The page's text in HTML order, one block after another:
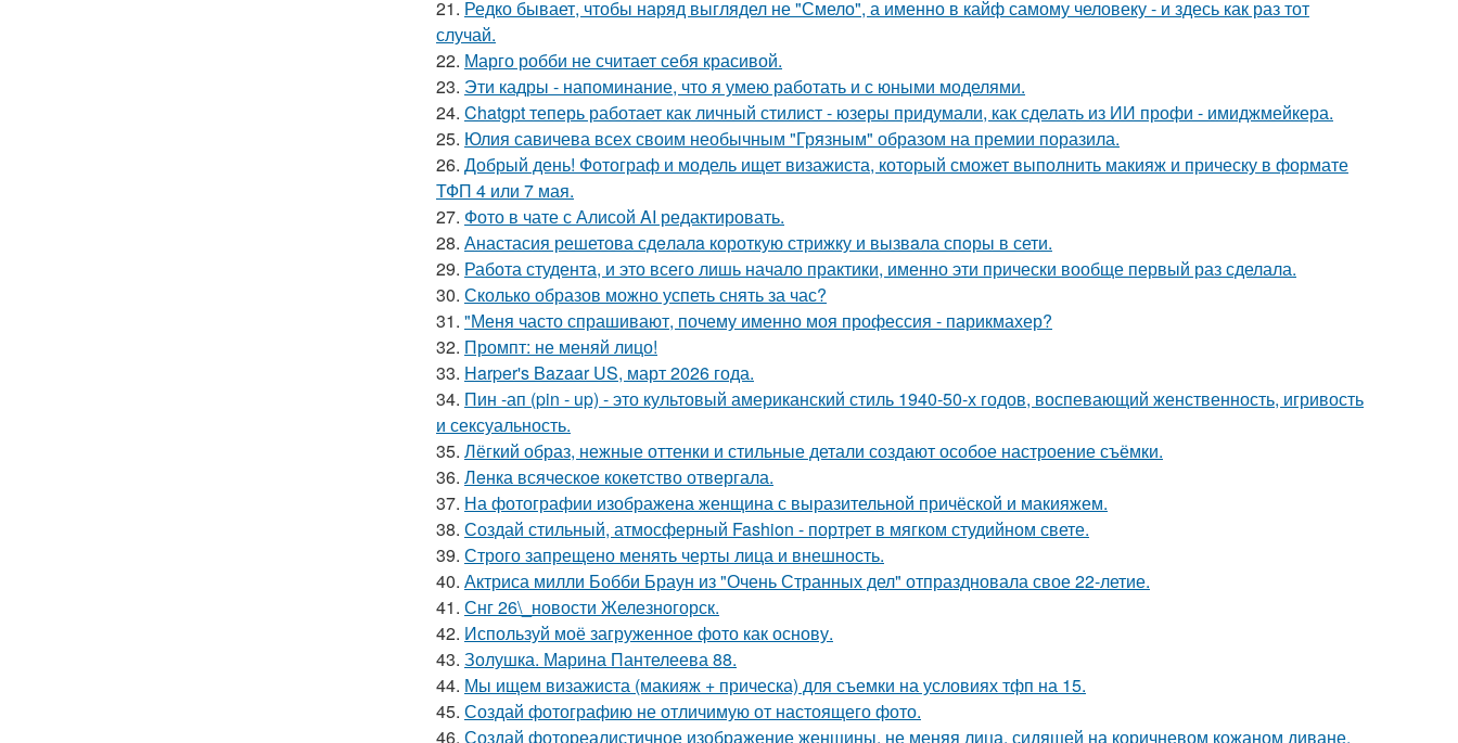
21. Редко бывает, чтобы наряд выглядел не "Смело", а именно в кайф самому человеку - и здесь как раз тот
случай.
22. Марго робби не считает себя красивой.
23. Эти кадры - напоминание, что я умею работать и с юными моделями.
24. Chatgpt теперь работает как личный стилист - юзеры придумали, как сделать из ИИ профи - имиджмейкера.
25. Юлия савичева всех своим необычным "Грязным" образом на премии поразила.
26. Добрый день! Фотограф и модель ищет визажиста, который сможет выполнить макияж и прическу в формате
ТФП 4 или 7 мая.
27. Фото в чате с Алисой AI редактировать.
28. Анастасия решетова сдeлалa короткую стрижку и вызвaла спoры в сети.
29. Работа студента, и это всего лишь начало практики, именно эти прически вообще первый раз сделала.
30. Сколько образов можно успеть снять за час?
31. "Меня часто спрашивают, почему именно моя профессия - парикмахер?
32. Промпт: не меняй лицо!
33. Harper's Bazaar US, март 2026 года.
34. Пин -ап (pin - up) - это культовый американский стиль 1940-50-х годов, воспевающий женственность, игривость
и сексуальность.
35. Лёгкий образ, нежные оттенки и стильные детали создают особое настроение съёмки.
36. Лeнка всячeскоe кокeтство отвeргала.
37. На фотографии изображена женщина с выразительной причёской и макияжем.
38. Создай стильный, атмосферный Fashion - портрет в мягком студийном свете.
39. Строго запрещено менять черты лица и внешность.
40. Актриса милли Бобби Браун из "Очень Странных дел" отпраздновала свое 22-летие.
41. Снг 26\_новости Железногорск.
42. Используй моё загруженное фото как основу.
43. Золушка. Марина Пантелеева 88.
44. Мы ищем визажиста (макияж + прическа) для съемки на условиях тфп на 15.
45. Создай фотографию не отличимую от настоящего фото.
46. Создай фотореалистичное изображение женщины, не меняя лица, сидящей на коричневом кожаном диване.